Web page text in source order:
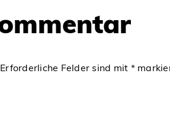
Erforderliche Felder sind mit *